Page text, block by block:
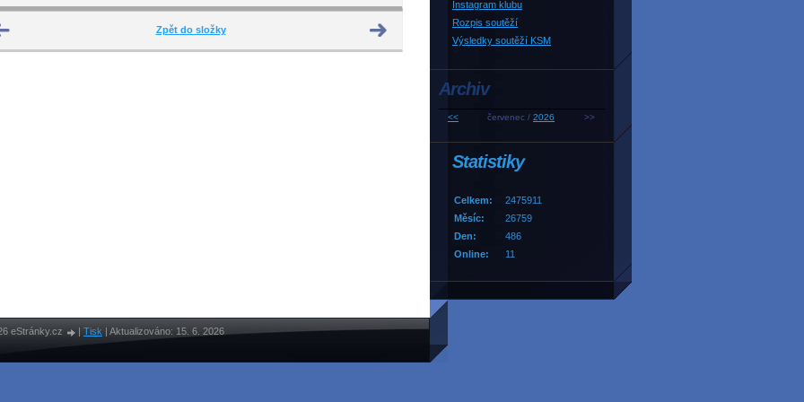
Zpět do složky
Instagram klubu
Rozpis soutěží
Výsledky soutěží KSM
Archiv
<< červenec / 2026 >>
Statistiky
Online: 11
Celkem:
2475911
Měsíc:
26759
Den:
486
eStránky.cz Tisk Aktualizováno: 15. 6. 2026